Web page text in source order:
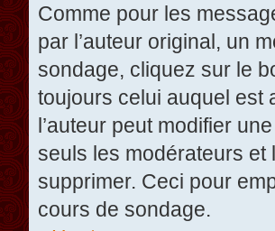
Comme pour les
par l’auteur original, un
sondage, cliquez sur le
toujours celui auquel est
l’auteur peut modifier
seuls les modérateurs et
supprimer. Ceci pour
cours de sondage.